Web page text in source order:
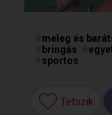
meleg és
bringás
sportos
Tetszik